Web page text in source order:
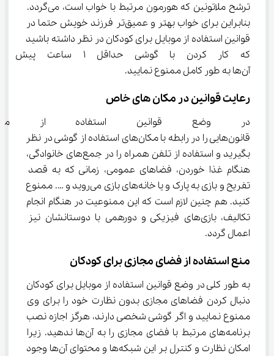
ترشح ملاتونین که هورمون مرتبط با خواب است، می‌گردد.
بنابراین برای خواب بهتر و عمیق‌تر فرزند خویش حتما در
قوانین استفاده از موبایل برای کودکان در نظر داشته باشید
که کار کردن با گوشی
آن‌ها به طور کامل ممنوع نمایید.
رعایت قوانین در مکان های خاص
در وضع قوانین استفاده از
قانون‌هایی را در رابطه با مکان‌های استفاده از گوشی در نظر
بگیرید و استفاده از تلفن همراه را در جمع‌های خانوادگی،
هنگام غذا خوردن، فضاهای عمومی، زمانی که به قصد
تفریح و بازی به پارک و یا خانه‌های بازی می‌روید و …. ممنوع
کنید. هم چنین لازم است که این ممنوعیت در هنگام انجام
تکالیف، بازی‌های فیزیکی و دورهمی با دوستانشان نیز
اعمال گردد.
منع استفاده از فضای مجازی برای کودکان
به طور کلی در وضع قوانین استفاده از موبایل برای کودکان
دنبال کردن فضاهای مجازی بدون نظارت خود را برای وی
ممنوع نمایید و اگر گوشی شخصی دارند، هرگز اجازه نصب
برنامه‌های مرتبط با فضای مجازی را به آن‌ها ندهید. زیرا
امکان نظارت و کنترل بر این شبکه‌ها و محتوای آن‌ها وجود